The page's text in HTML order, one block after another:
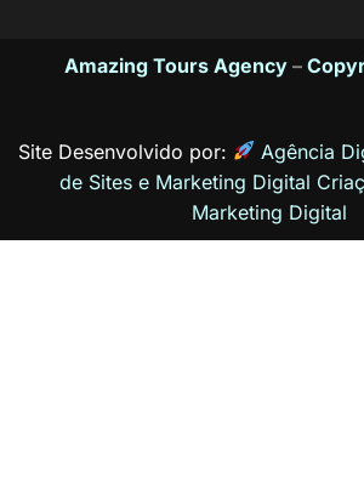
Amazing Tours Agency–
Site Desenvolvido por:
Agência
de Sites e Marketing Digital
Marketing Digital